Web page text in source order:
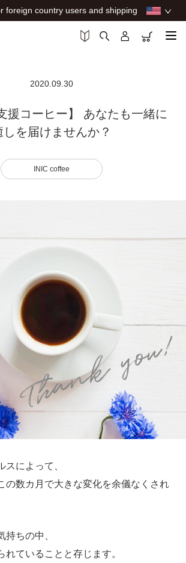
foreign country users and shipping
2020.09.30
援コーヒー】 あなたも一緒に
しを届けませんか？
INIC coffee
スによって、
の数カ月で大きな変化を余儀なくされ
持ちの中、
れていることと存じます。